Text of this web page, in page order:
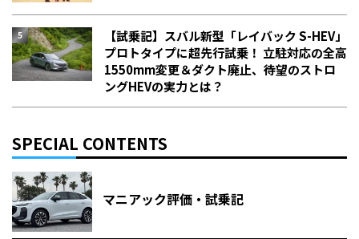
【試乗記】スバル新型「レイバック S-HEV」
プロトタイプに超先行試乗！ 立駐対応の全高
1550mm変更＆ダクト廃止、待望のストロ
ングHEVの実力とは？
SPECIAL CONTENTS
マニアック評価・試乗記